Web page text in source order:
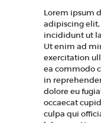
Lorem ipsum
adipiscing
incididunt ut
Ut enim ad
exercitation
ea commodo
in
dolore eu
occaecat
culpa qui